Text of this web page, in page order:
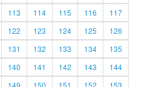
113 114 115 116
117
122 123 124 125
126
131 132 133 134
135
140 141 142 143
144
149 150 151 152
153